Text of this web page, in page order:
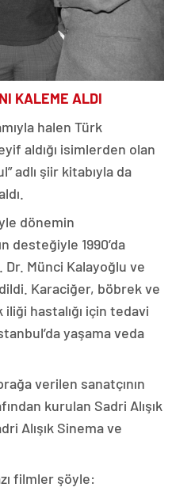
KALEME ALDI
halen Türk
aldığı isimlerden olan
adlı şiir kitabıyla da
dönemin
desteğiyle 1990’da
Dr. Münci Kalayoğlu ve
Karaciğer, böbrek ve
hastalığı için tedavi
yaşama veda
verilen sanatçının
kurulan Sadri Alışık
Alışık Sinema ve
filmler şöyle: